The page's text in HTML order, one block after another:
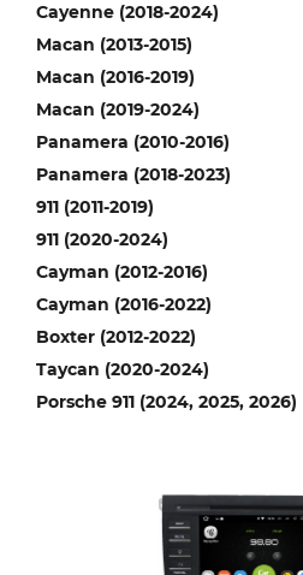
Porsche 911 (2024, 2025, 2026)
Cayenne (2018-2024)
Macan (2013-2015)
Macan (2016-2019)
Macan (2019-2024)
Panamera (2010-2016)
Panamera (2018-2023)
911 (2011-2019)
911 (2020-2024)
Cayman (2012-2016)
Cayman (2016-2022)
Boxter (2012-2022)
Taycan (2020-2024)